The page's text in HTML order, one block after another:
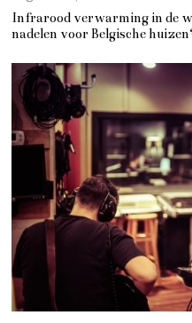
Infrarood verwarming in de
nadelen voor Belgische